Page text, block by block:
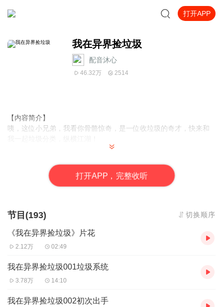
打开APP
我在异界捡垃圾
配音沐心
46.32万 2514
【内容简介】
咦，这位小兄弟，我看你骨骼惊奇，是一位收垃圾的奇才，快来和
作者：凡人逐梦
网络小说作家。
主播：刘牧心， 喜马拉雅独家签约主播，用我的声音陪伴你。
1、本作品为付费有声书，前40集为免费试听，购买成功后，即可收
2、版权归原作者所有，严禁翻录成任何形式，严禁在任何第三方平
台传播，违者将追究其法律责任。
面分享至微信内使用微信支付完成购买。
4、在购买过程中，如果您有任何问题，可以按以下步骤咨询在线客
第一步：您可在喜马拉雅APP【账号】-【帮助与反馈】”中咨询在线
打开APP，完整收听
节目(193) 切换顺序
《我在异界捡垃圾》片花
2.12万 02:49
我在异界捡垃圾001垃圾系统
3.78万 14:10
我在异界捡垃圾002初次出手